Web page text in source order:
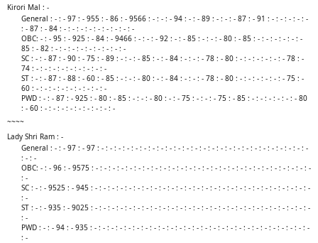
Kirori Mal : -
General : - : - 97 : - 955 : - 86 : - 9566 : - : - : - 94 : - : - 89 : - : - : - 87 : - 91 : - : - : - : - : -
: - 87 : - 84 : - : - : - : - : - : - : - : - : -
OBC: - : - 95 : - 925 : - 84 : - 9466 : - : - : - 92 : - : - 85 : - : - : - 80 : - 85 : - : - : - : - : - : -
85 : - 82 : - : - : - : - : - : - : - : - : -
SC : - : - 87 : - 90 : - 75 : - 89 : - : - : - 85 : - : - 84 : - : - : - 78 : - 80 : - : - : - : - : - : - 78 : -
74 : - : - : - : - : - : - : - : - : -
ST : - : - 87 : - 88 : - 60 : - 85 : - : - : - 80 : - : - 84 : - : - : - 78 : - 80 : - : - : - : - : - : - 75 : -
60 : - : - : - : - : - : - : - : - : -
PWD : - : - 87 : - 925 : - 80 : - 85 : - : - : - 80 : - : - 75 : - : - : - 75 : - 85 : - : - : - : - : - : - 80
: - 60 : - : - : - : - : - : - : - : - : -​
~~~~
Lady Shri Ram : -
General : - : - 97 : - 97 : - : - : - : - : - : - : - : - : - : - : - : - : - : - : - : - : - : - : - : - : - : - : - : - : -
: - : -
OBC: - : - 96 : - 9575 : - : - : - : - : - : - : - : - : - : - : - : - : - : - : - : - : - : - : - : - : - : - : - : - : - : -
: -
SC : - : - 9525 : - 945 : - : - : - : - : - : - : - : - : - : - : - : - : - : - : - : - : - : - : - : - : - : - : - : - : - : -
: -
ST : - : - 935 : - 9025 : - : - : - : - : - : - : - : - : - : - : - : - : - : - : - : - : - : - : - : - : - : - : - : - : - : -
: -
PWD : - : - 94 : - 935 : - : - : - : - : - : - : - : - : - : - : - : - : - : - : - : - : - : - : - : - : - : - : - : - : - : -
: -​